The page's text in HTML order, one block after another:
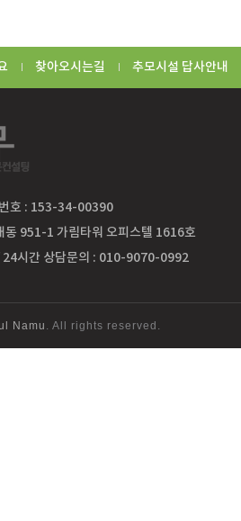
찾아오시는길 추모시설 답사안내
호 : 153-34-00390
동 951-1 가림타워 오피스텔 1616호
시간 상담문의 : 010-9070-0992
Namu . All rights reserved.